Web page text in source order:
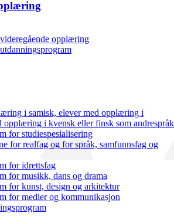
opplæring
i samisk, elever med opplæring i
opplæring i kvensk eller finsk som andrespråk
for studiespesialisering
for realfag og for språk, samfunnsfag og
for idrettsfag
for musikk, dans og drama
for kunst, design og arkitektur
for medier og kommunikasjon